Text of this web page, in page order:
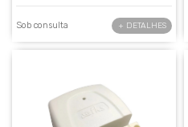
Sob consulta + DETALHES